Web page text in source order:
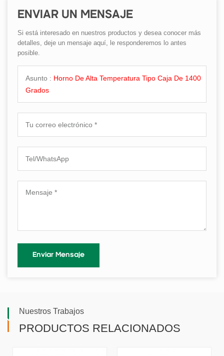
ENVIAR UN MENSAJE
Si está interesado en nuestros productos y desea conocer más
detalles, deje un mensaje aquí, le responderemos lo antes
posible.
Asunto : Horno De Alta Temperatura Tipo Caja De 1400
Grados
Nuestros Trabajos
PRODUCTOS RELACIONADOS